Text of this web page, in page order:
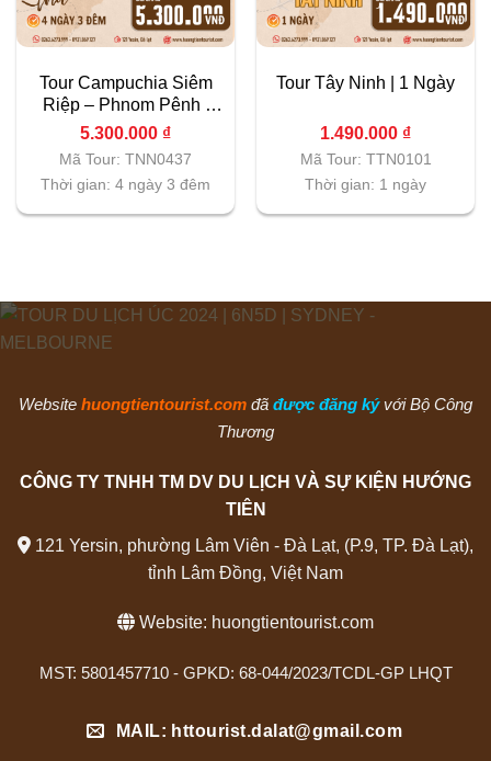
Tour Campuchia Siêm
Riệp – Phnom Pênh |
4N3D
5.300.000 ₫
Mã Tour: TNN0437
Thời gian: 4 ngày 3 đêm
Tour Tây Ninh | 1 Ngày
1.490.000 ₫
Mã Tour: TTN0101
Thời gian: 1 ngày
Website huongtientourist.com đã được đăng ký với Bộ Công
Thương
CÔNG TY TNHH TM DV DU LỊCH VÀ SỰ KIỆN HƯỚNG
TIÊN
121 Yersin, phường Lâm Viên - Đà Lạt, (P.9, TP. Đà Lạt),
tỉnh Lâm Đồng, Việt Nam
Website: huongtientourist.com
MST: 5801457710 - GPKD: 68-044/2023/TCDL-GP LHQT
MAIL: httourist.dalat@gmail.com